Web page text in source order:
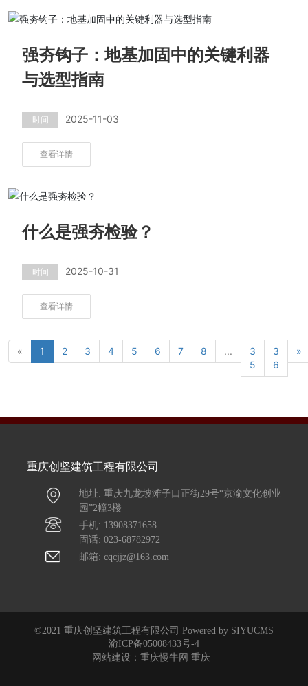
强夯钩子：地基加固中的关键利器
与选型指南
时间 2025-11-03
查看详情
什么是强夯检验？
时间 2025-10-31
查看详情
« 1 2 3 4 5 6 7 8 ...
3
5
3
6
»
重庆创坚建筑工程有限公司
地址: 重庆九龙坡滩子口正街29号“京渝文化创业
园”2幢3楼
手机: 13908371658
固话: 023-68782972
邮箱: cqcjjz@163.com
©2021 重庆创坚建筑工程有限公司 Powered by SIYUCMS
渝ICP备05008433号-4
网站建设：重庆慢牛网 重庆